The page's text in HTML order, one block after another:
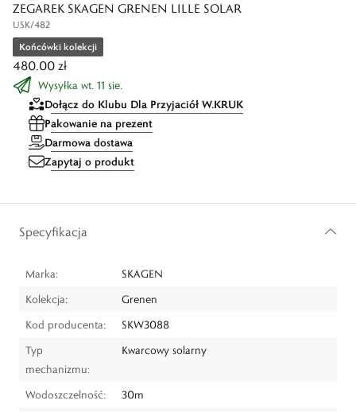
ZEGAREK SKAGEN GRENEN LILLE SOLAR
USK/482
Końcówki kolekcji
480,00 zł
Wysyłka wt. 11 sie.
Dołącz do Klubu Dla Przyjaciół W.KRUK
Pakowanie na prezent
Darmowa dostawa
Zapytaj o produkt
Specyfikacja
Marka:
SKAGEN
Kolekcja:
Grenen
Kod producenta:
SKW3088
Typ
mechanizmu:
Kwarcowy solarny
Wodoszczelność:
30m